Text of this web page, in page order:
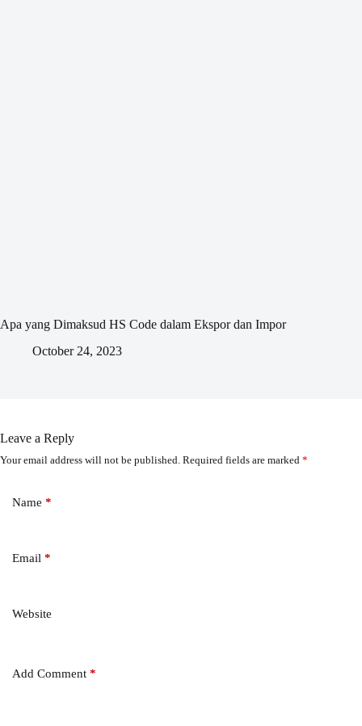
Apa yang Dimaksud HS Code dalam Ekspor dan Impor
October 24, 2023
Leave a Reply
Your email address will not be published. Required fields are marked *
Name *
Email *
Website
Add Comment *